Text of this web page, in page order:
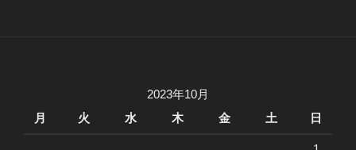
2023年10月
月
火 水 木 金 土 日